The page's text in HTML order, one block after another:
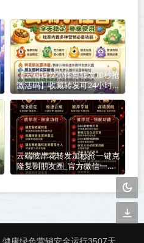
【云端转发小怪兽转发加秒抢
激活码】收藏转发可24小时
自动收款《云端转发小怪兽转
发加秒抢转发语音》
云端彼岸花转发加秒抢一键克
隆复制朋友圈_官方微信一键
转发
健康绿色营销安全运行3507天